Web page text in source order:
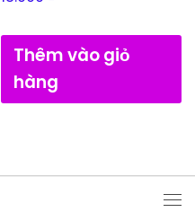
Thêm vào giỏ
hàng